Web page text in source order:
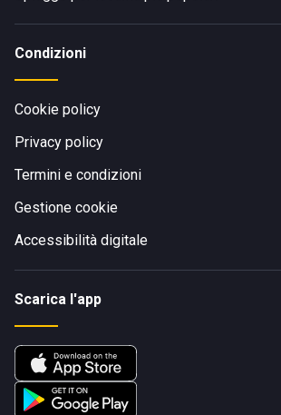
Condizioni
Cookie policy
Privacy policy
Termini e condizioni
Gestione cookie
Accessibilità digitale
Scarica l'app